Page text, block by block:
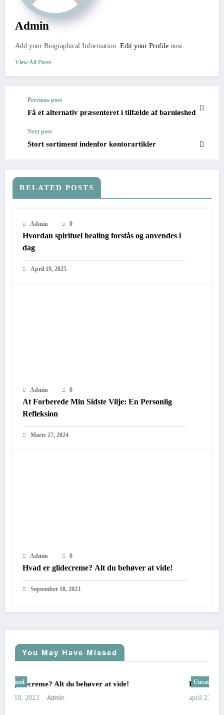
Admin
Add your Biographical Information. Edit your Profile now.
View All Posts
Previous post
Få et alternativ præsenteret i tilfælde af barnløshed
Next post
Stort sortiment indenfor kontorartikler
RELATED POSTS
Admin 0
Hvordan spirituel healing forstås og anvendes i
dag
April 19, 2025
Admin 0
At Forberede Min Sidste Vilje: En Personlig
Refleksion
Marts 27, 2024
Admin 0
Hvad er glidecreme? Alt du behøver at vide!
September 18, 2023
You May Have Missed
at vide! Uncategorized
Fordele ved at leje et depotrum